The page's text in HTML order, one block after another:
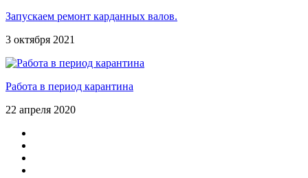
Запускаем ремонт карданных валов.
3 октября 2021
Работа в период карантина
22 апреля 2020